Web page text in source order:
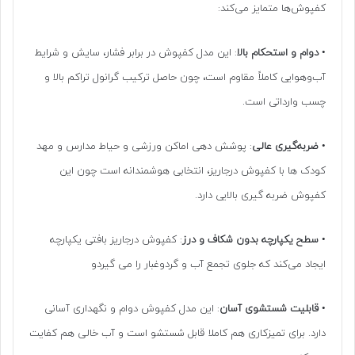
کفپوش‌ها متمایز می‌کند:
•دوام و استحکام بالا: این مدل کفپوش در برابر فشار، سایش و شرایط
آب‌وهوایی کاملاً مقاوم است، چون حاصل ترکیب گرانول تراکم بالا و
چسب وارداتی است.
• ضربه‌گیری عالی: پوشش دهی اماکن ورزشی و حیاط مدارس و مهد
کودک ها با کفپوش درجاریز، انتخابی هوشمندانه است چون این
کفپوش ضربه گیری بالایی دارد.
• سطح یکپارچه بدون شکاف و درز: کفپوش درجاریز بافتی یکپارچه
ایجاد می‌کند که جلوی تجمع آب و گردوغبار را می گیردو
•قابلیت شستشوی آسان: این مدل کفپوش دوام و نگهداری آسانی
دارد. برای تمیزکاری هم کاملا قابل شستشو است و آب خالی هم کفایت